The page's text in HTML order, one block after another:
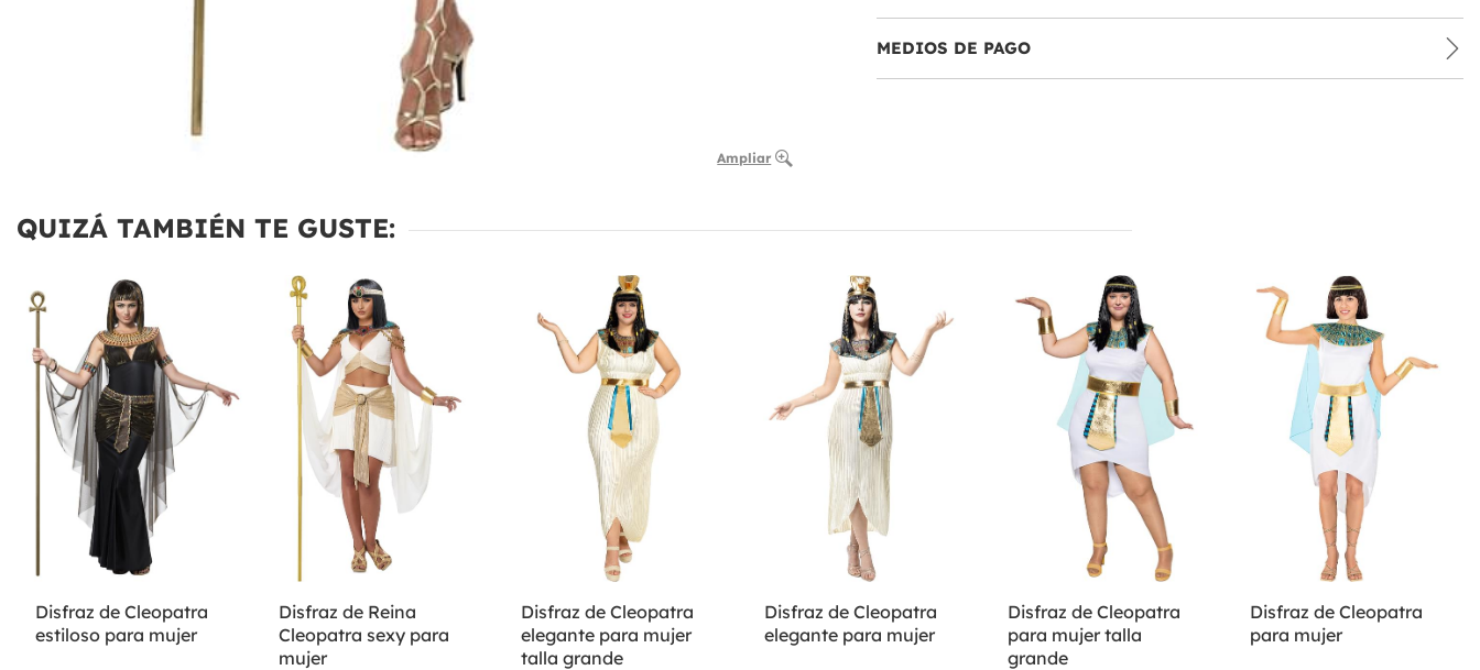
Ampliar
MEDIOS DE PAGO
QUIZÁ TAMBIÉN TE GUSTE:
Disfraz de Cleopatra
estiloso para mujer
Disfraz de Reina
Cleopatra sexy para
mujer
Disfraz de Cleopatra
elegante para mujer
talla grande
Disfraz de Cleopatra
elegante para mujer
Disfraz de Cleopatra
para mujer talla
grande
Disfraz de Cleopatra
para mujer